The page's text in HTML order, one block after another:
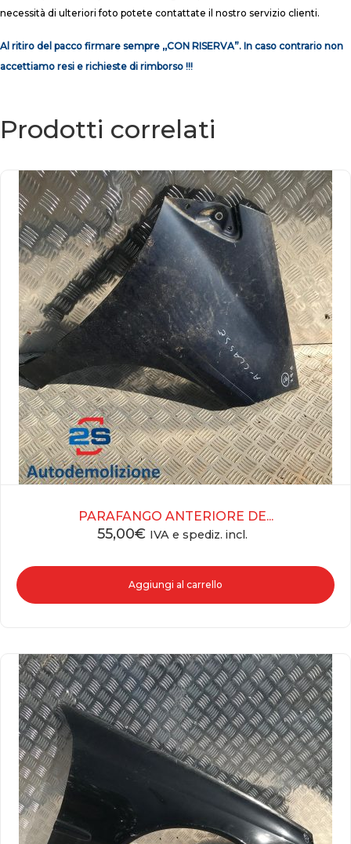
necessità di ulteriori foto potete contattate il nostro servizio clienti.
Al ritiro del pacco firmare sempre ,,CON RISERVA”. In caso contrario non
accettiamo resi e richieste di rimborso !!!
Prodotti correlati
PARAFANGO ANTERIORE DE...
55,00€ IVA e spediz. incl.
Aggiungi al carrello